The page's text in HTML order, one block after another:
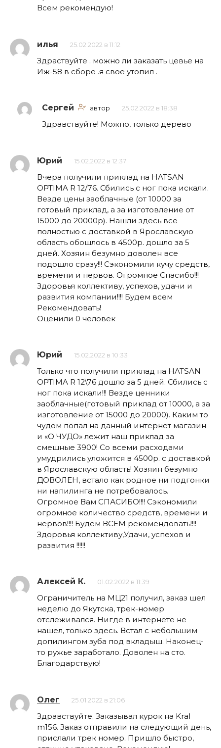
Всем рекомендую!
илья 25.02.2022 в 11:12
Здраствуйте . можно ли заказать цевье на
Иж-58 в сборе .я свое утопил .
Сергей автор 25.02.2022 в 18:38
Здравствуйте! Можно, только дерево
Юрий 15.02.2022 в 12:37
Вчера получили приклад на HATSAN
OPTIMA R 12/76. Сбились с ног пока искали.
Везде цены заоблачные (от 10000 за
готовый приклад, а за изготовление от
15000 до 20000р). Нашли здесь все
полностью с доставкой в Ярославскую
область обошлось в 4500р. дошло за 5
дней. Хозяин безумно доволен все
подошло сразу!!! Сэкономили кучу средств,
времени и нервов. Огромное Спасибо!!!
Здоровья коллективу, успехов, удачи и
развития компании!!!! Будем всем
Рекомендовать!
Оценили 0 человек
Юрий 15.02.2022 в 10:33
Только что получили приклад на HATSAN
OPTIMA R 12\76 дошло за 5 дней. Сбились с
ног пока искали!!! Везде ценники
заоблачные(готовый приклад от 10000, а за
изготовление от 15000 до 20000). Каким то
чудом попал на данный интернет магазин
и «О ЧУДО» лежит наш приклад за
смешные 3900! Со всеми расходами
умудрились уложится в 4500р. с доставкой
в Ярославскую область! Хозяин безумно
ДОВОЛЕН, встало как родное ни подгонки
ни напилинга не потребовалось.
Огромное Вам СПАСИБО!!!! Сэкономили
огромное количество средств, времени и
нервов!!!! Будем ВСЕМ рекомендовать!!!!
Здоровья коллективу,Удачи, успехов и
развития !!!!!!
Алексей К. 01.02.2022 в 11:39
Ограничитель на МЦ21 получил, заказ шел
неделю до Якутска, трек-номер
отслеживался. Нигде в интернете не
нашел, только здесь. Встал с небольшим
допилингом зуба под вкладыш. Наконец-
то ружье заработало. Доволен на сто.
Благодарствую!
Олег 25.01.2022 в 21:06
Здравствуйте. Заказывал курок на Kral
m156. Заказ отправили на следующий день,
прислали трек номер. Пришло быстро,